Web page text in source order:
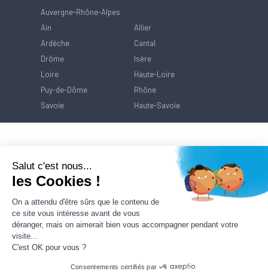
Auvergne-Rhône-Alpes
Ain
Allier
Ardèche
Cantal
Drôme
Isère
Loire
Haute-Loire
Puy-de-Dôme
Rhône
Savoie
Haute-Savoie
Salut c'est nous...
les Cookies !
On a attendu d'être sûrs que le contenu de
ce site vous intéresse avant de vous
déranger, mais on aimerait bien vous accompagner pendant votre
visite...
C'est OK pour vous ?
Consentements certifiés par